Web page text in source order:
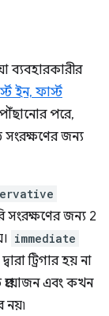
ব্যবহারকারীর
ইন, ফার্স্ট
পরে,
সংরক্ষণের জন্য
সংরক্ষণের জন্য 2
immediate
ট্রিগার হয় না
এবং কখন
নয়৷